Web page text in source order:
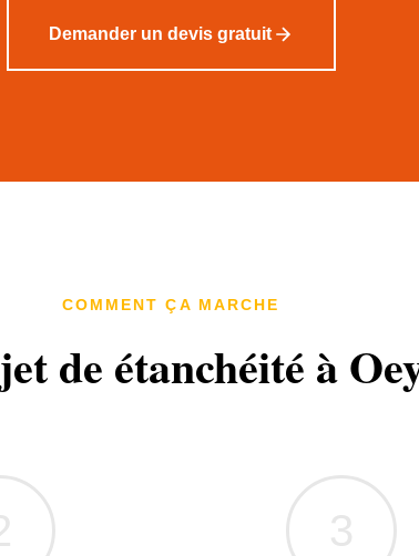
Demander un devis gratuit
COMMENT ÇA MARCHE
de étanchéité à
3